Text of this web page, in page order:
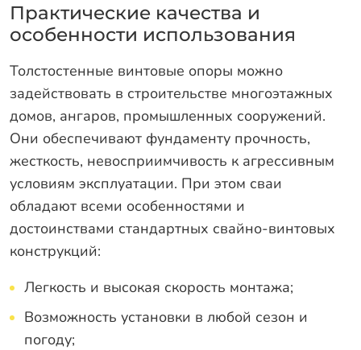
Практические качества и
особенности использования
Толстостенные винтовые опоры можно
задействовать в строительстве многоэтажных
домов, ангаров, промышленных сооружений.
Они обеспечивают фундаменту прочность,
жесткость, невосприимчивость к агрессивным
условиям эксплуатации. При этом сваи
обладают всеми особенностями и
достоинствами стандартных свайно-винтовых
конструкций:
Легкость и высокая скорость монтажа;
Возможность установки в любой сезон и
погоду;